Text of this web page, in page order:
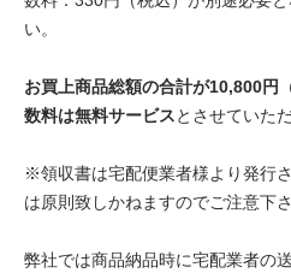
い。
お買上商品総額の合計が10,800円
数料は無料サービスとさせていた
※領収書は宅配便業者様より発行
は原則致しかねますのでご注意下さ
弊社では商品納品時に宅配業者の